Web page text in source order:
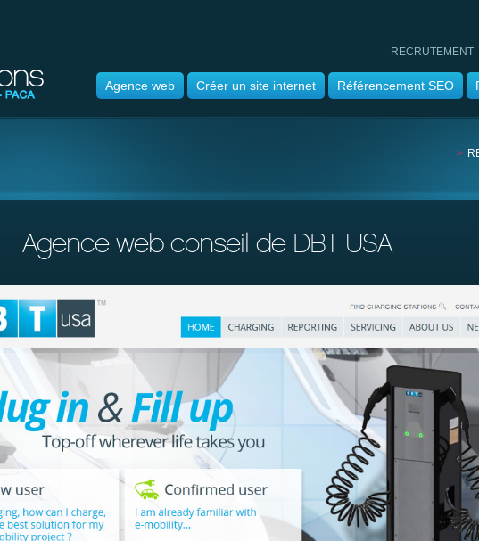
RECRUTEMENT
Agence web Créer un site internet Référencement SEO
Agence web conseil de DBT USA